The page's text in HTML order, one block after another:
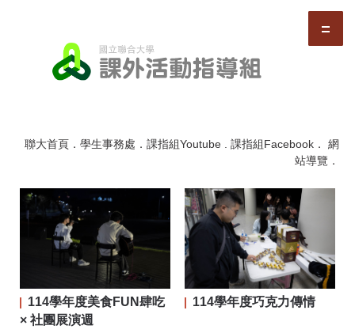
聯大首頁 ． 學生事務處 ． 課指組Youtube . 課指組Facebook ． 網
站導覽 ．
114學年度美食FUN肆吃
× 社團展演週
114學年度巧克力傳情